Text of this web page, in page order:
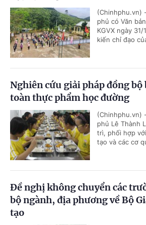
(Chinhphu.vn)
phủ có Văn
KGVX ngày
kiến chỉ đạo
Nghiên cứu giải pháp đồng bộ
toàn thực phẩm học đường
(Chinhphu.vn)
phủ Lê Thành
trì, phối hợp
tạo và các cơ
Đề nghị không chuyển các
bộ ngành, địa phương về Bộ
tạo